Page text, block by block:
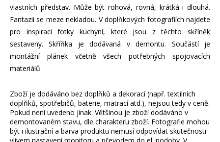
vlastních představ. Může být rohová, rovná, krátká i dlouhá.
Fantazii se meze nekladou. V doplňkových fotografiích najdete
pro inspiraci fotky kuchyní, které jsou z těchto skříněk
sestaveny. Skříňka je dodávaná v demontu. Součástí je
montážní plánek včetně všech potřebných spojovacích
materiálů.
Zboží je dodáváno bez doplňků a dekorací (např. textilních
doplňků, spotřebičů, baterie, matrací atd.), nejsou tedy v ceně.
Pokud není uvedeno jinak. Většinou je zboží dodáváno v
demontovaném stavu, dle charakteru zboží. Fotografie mohou
být i ilustrační a barva produktu nemusí odpovídat skutečnosti